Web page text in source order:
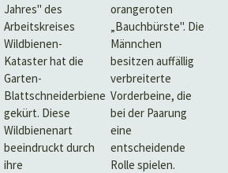
Jahres" des
Arbeitskreises
Wildbienen-
Kataster hat die
Garten-
Blattschneiderbiene
gekürt. Diese
Wildbienenart
beeindruckt durch
ihre
orangeroten
„Bauchbürste". Die
Männchen
besitzen auffällig
verbreiterte
Vorderbeine, die
bei der Paarung
eine
entscheidende
Rolle spielen.